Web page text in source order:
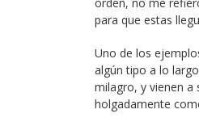
para que estas
Uno de los
algún tipo a lo
milagro, y vienen a
holgadamente